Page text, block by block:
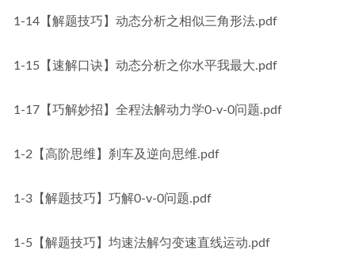
1-14【解题技巧】动态分析之相似三角形法.pdf
1-15【速解口诀】动态分析之你水平我最大.pdf
1-17【巧解妙招】全程法解动力学0-v-0问题.pdf
1-2【高阶思维】刹车及逆向思维.pdf
1-3【解题技巧】巧解0-v-0问题.pdf
1-5【解题技巧】均速法解匀变速直线运动.pdf